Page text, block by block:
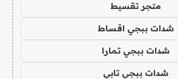
متجر تقسيط
شدات ببجي اقساط
شدات ببجي تمارا
شدات ببجي تابي